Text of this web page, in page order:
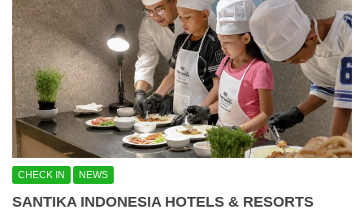
CHECK IN NEWS
SANTIKA INDONESIA HOTELS & RESORTS